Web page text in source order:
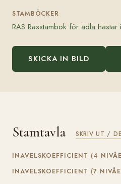
STAMBÖCKER
RÄS Rasstambok för ädla hästar
SKICKA IN BILD
Stamtavla SKRIV UT /
INAVELSKOEFFICIENT (4
INAVELSKOEFFICIENT (7